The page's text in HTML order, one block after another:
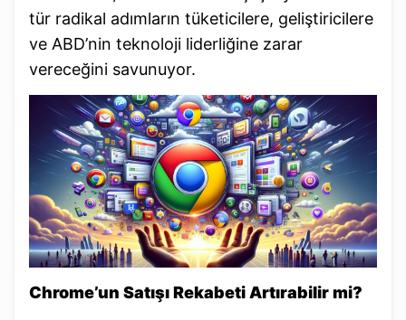
tür radikal adımların tüketicilere, geliştiricilere
ve ABD’nin teknoloji liderliğine zarar
vereceğini savunuyor.
Chrome’un Satışı Rekabeti Artırabilir mi?